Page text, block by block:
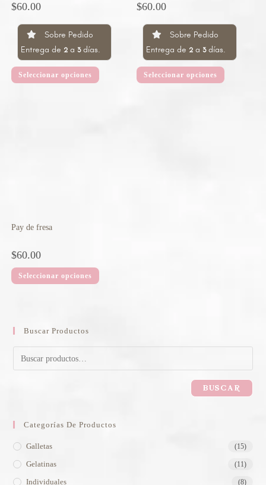
$60.00
Sobre Pedido
Entrega de 2a 3días.
Seleccionar opciones
$60.00
Sobre Pedido
Entrega de2 a3días.
Seleccionar opciones
Pay de fresa
$60.00
Seleccionar opciones
Buscar Productos
BUSCAR
Categorías De Productos
Galletas (15)
Gelatinas (11)
Individuales (8)